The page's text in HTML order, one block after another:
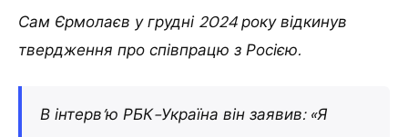
Сам Єрмолаєв у грудні 2024 року відкинув
твердження про співпрацю з Росією.
В інтерв’ю РБК-Україна він заявив: «Я